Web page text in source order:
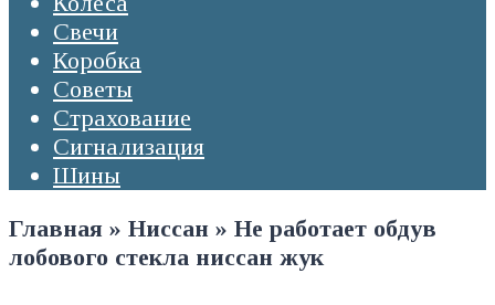
Свечи
Коробка
Советы
Страхование
Сигнализация
Шины
Главная » Ниссан » Не работает обдув
лобового стекла ниссан жук